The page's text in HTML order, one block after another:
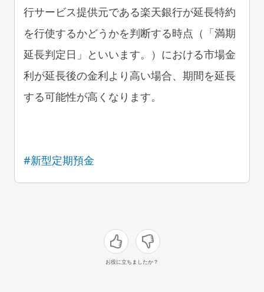
行サービス提供元である楽天銀行が延長特約
を行使するかどうかを判断する時点（「満期
延長判定日」といいます。）における市場金
利が延長後の金利より高い場合、期間を延長
する可能性が高くなります。
#新型定期預金
お役に立ちましたか？